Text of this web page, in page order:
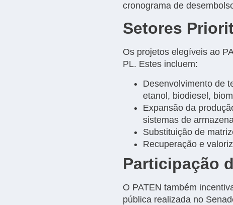
cronograma de
Setores
Os projetos elegíveis ao
PL. Estes incluem:
Desenvolvimento de
etanol, biodiesel,
Expansão da
sistemas de
Substituição de
Recuperação e
Participação
O PATEN também
pública realizada no